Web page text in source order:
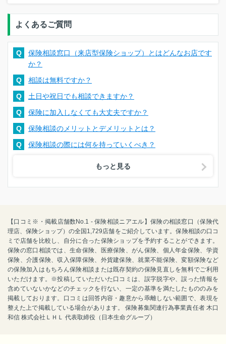
よくあるご質問
Q
保険相談窓口（来店型保険ショップ）とはどんなお店です
か？
Q
相談は無料ですか？
Q
土日や祝日でも相談できますか？
Q
保険に加入しなくても大丈夫ですか？
Q
保険相談のメリットとデメリットとは？
Q
保険相談の際には何を持っていくべき？
もっと見る
【口コミ※・掲載店舗数No.1 - 保険相談ニアエル】保険の相談窓口（保険代
理店、保険ショップ）の全国1,729店舗をご紹介しています。保険相談の口コ
ミで店舗を比較し、自分に合った保険ショップを予約することができます。
保険の窓口相談では、生命保険、医療保険、がん保険、個人年金保険、学資
保険、介護保険、収入保障保険、外貨建保険、就業不能保険、変額保険など
の保険加入はもちろん保険相談または既存契約の保険見直しを無料でご利用
いただけます。※投稿していただいた口コミは、誤字脱字や、誤った情報を
含めていないかなどのチェックを行ない、一定の基準を満たしたもののみを
掲載しております。口コミは回答内容・趣意から乖離しない範囲で、表現を
整えた上で掲載している場合があります。 保険募集関連行為事業責任者 木口
和信 株式会社ＬＨＬ 代表取締役（日本生命グループ）